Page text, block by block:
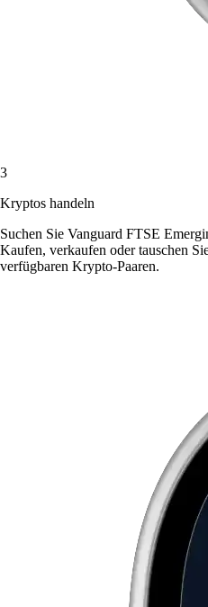
3
Kryptos handeln
Suchen Sie Vanguard FTSE
Kaufen, verkaufen oder tauschen
verfügbaren Krypto-Paaren.